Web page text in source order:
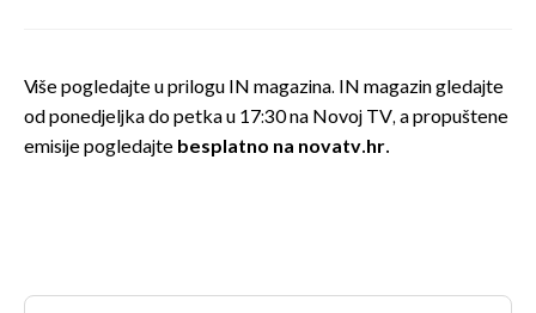
Više pogledajte u prilogu IN magazina. IN magazin gledajte
od ponedjeljka do petka u 17:30 na Novoj TV, a propuštene
emisije pogledajte besplatno na novatv.hr.